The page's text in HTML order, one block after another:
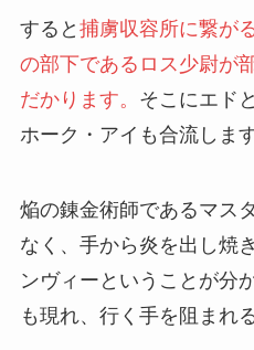
すると 捕虜収容所に繋が
の部下であるロス少尉が
だかります。 そこにエド
ホーク・アイも合流します
焔の錬金術師であるマス
なく、手から炎を出し焼
ンヴィーということが分
も現れ、行く手を阻まれ